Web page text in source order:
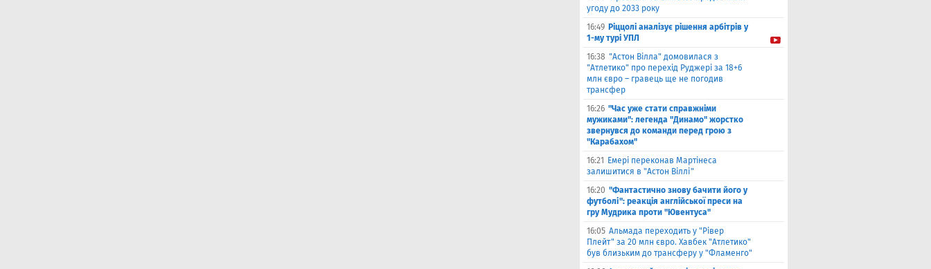
угоду до 2033 року
16:49 Ріццолі аналізує рішення арбітрів у
1-му турі УПЛ
16:38 "Астон Вілла" домовилася з
"Атлетико" про перехід Руджері за 18+6
млн євро – гравець ще не погодив
трансфер
16:26 "Час уже стати справжніми
мужиками": легенда "Динамо" жорстко
звернувся до команди перед грою з
"Карабахом"
16:21
Емері переконав Мартінеса
залишитися в "Астон Віллі"
16:20 "Фантастично знову бачити його у
футболі": реакція англійської преси на
гру Мудрика проти "Ювентуса"
16:05 Альмада переходить у "Рівер
Плейт" за 20 млн євро. Хавбек "Атлетико"
був близьким до трансферу у "Фламенго"